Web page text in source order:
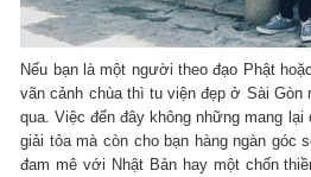
Nếu bạn là một người theo đạo Phật
vãn cảnh chùa thì tu viện đẹp ở Sài Gòn
qua. Việc đến đây không những mang lại
giải tỏa mà còn cho bạn hàng ngàn góc
đam mê với Nhật Bản hay một chốn